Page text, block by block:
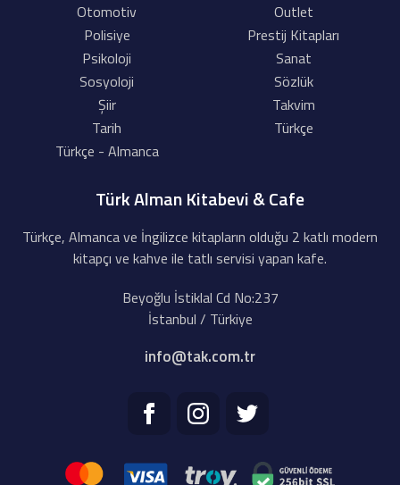
Otomotiv
Outlet
Polisiye
Prestij Kitapları
Psikoloji
Sanat
Sosyoloji
Sözlük
Şiir
Takvim
Tarih
Türkçe
Türkçe - Almanca
Türk Alman Kitabevi & Cafe
Türkçe, Almanca ve İngilizce kitapların olduğu 2 katlı modern
kitapçı ve kahve ile tatlı servisi yapan kafe.
Beyoğlu İstiklal Cd No:237
İstanbul / Türkiye
info@tak.com.tr